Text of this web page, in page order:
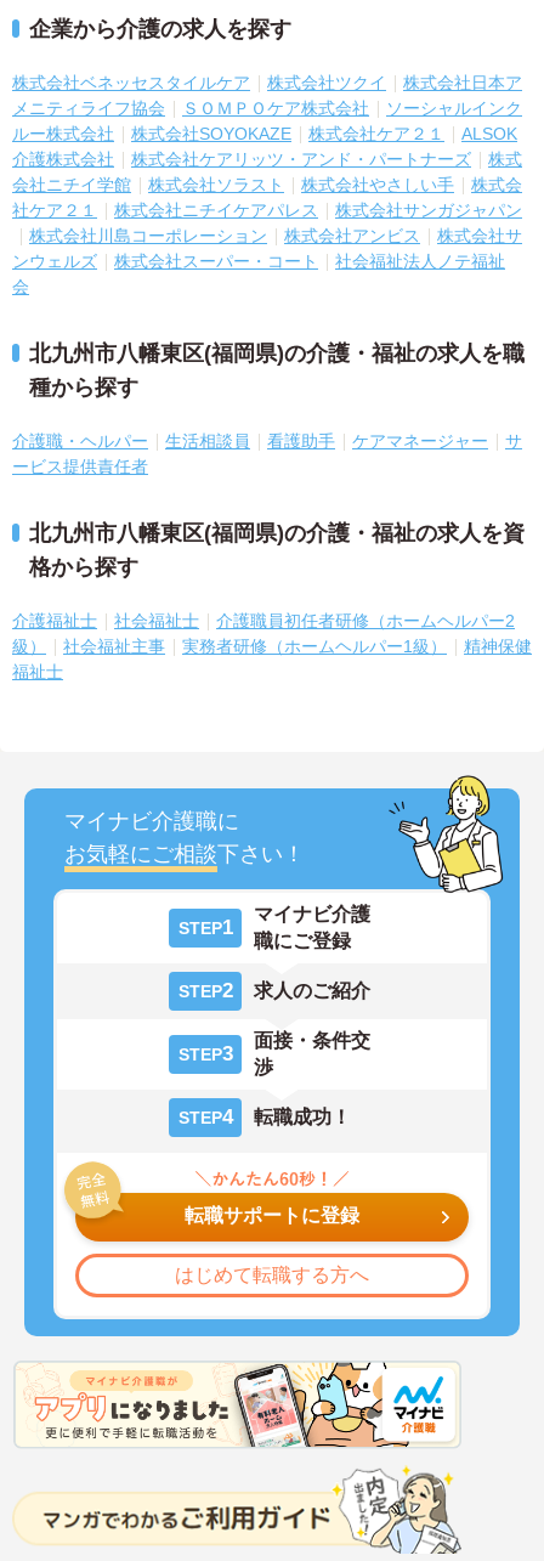
企業から介護の求人を探す
株式会社ベネッセスタイルケア 株式会社ツクイ
株式会社日本ア
メニティライフ協会
ＳＯＭＰＯケア株式会社
ソーシャルインク
ルー株式会社
株式会社SOYOKAZE 株式会社ケア２１
ALSOK
介護株式会社
株式会社ケアリッツ・アンド・パートナーズ
株式
会社ニチイ学館
株式会社ソラスト 株式会社やさしい手
株式会
社ケア２１
株式会社ニチイケアパレス
株式会社サンガジャパン
株式会社川島コーポレーション
株式会社アンビス
株式会社サ
ンウェルズ
株式会社スーパー・コート
社会福祉法人ノテ福祉
会
北九州市八幡東区(福岡県)の介護・福祉の求人を職
種から探す
介護職・ヘルパー 生活相談員 看護助手 ケアマネージャー
サ
ービス提供責任者
北九州市八幡東区(福岡県)の介護・福祉の求人を資
格から探す
介護福祉士 社会福祉士
介護職員初任者研修（ホームヘルパー2
級）
社会福祉主事 実務者研修（ホームヘルパー1級）
精神保健
福祉士
マイナビ介護職に
お気軽にご相談下さい！
STEP1
マイナビ介護
職にご登録
STEP2 求人のご紹介
STEP3
面接・条件交
渉
STEP4 転職成功！
転職サポートに登録
はじめて転職する方へ